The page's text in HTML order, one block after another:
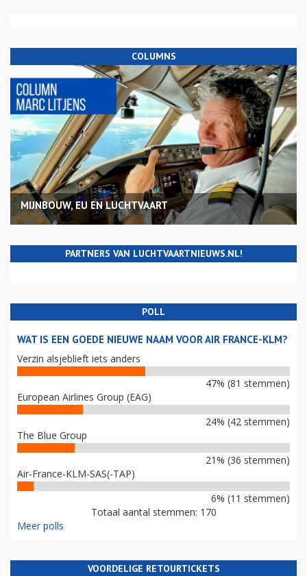
COLUMNS
MIJNBOUW, EU EN LUCHTVAART
PARTNERS VAN LUCHTVAARTNIEUWS.NL!
POLL
WAT IS EEN GOEDE NIEUWE NAAM VOOR AIR FRANCE-KLM?
Verzin alsjeblieft iets anders
47% (81 stemmen)
European Airlines Group (EAG)
24% (42 stemmen)
The Blue Group
21% (36 stemmen)
Air-France-KLM-SAS(-TAP)
6% (11 stemmen)
Totaal aantal stemmen: 170
Meer polls
VOORDELIGE RETOURTICKETS